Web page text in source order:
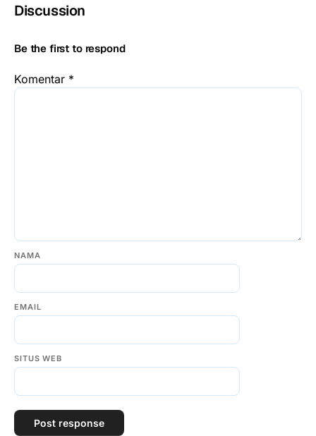
Discussion
Be the first to respond
Komentar *
NAMA
EMAIL
SITUS WEB